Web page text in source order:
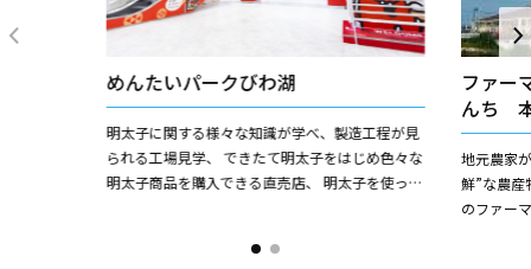
めんたいパークびわ湖
明太子に関する様々な知識が学べ、製造工程が見
られる工場見学、 できたて明太子をはじめ色々な
明太子商品を購入できる直売店、 明太子を使った
ファー
んち
地元農家
鮮”な農産
のファー